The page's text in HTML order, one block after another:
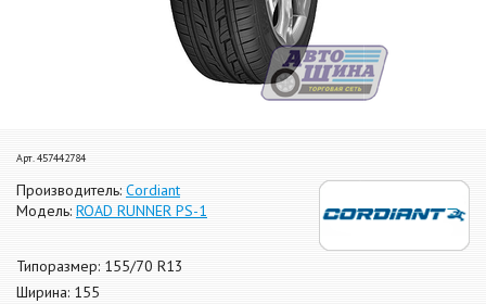
Арт. 457442784
Производитель: Cordiant
Модель: ROAD RUNNER PS-1
Типоразмер: 155/70 R13
Ширина: 155